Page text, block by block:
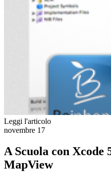
Leggi l'articolo
novembre 17
A Scuola con Xcode
MapView